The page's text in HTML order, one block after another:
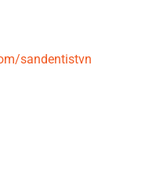
sandentistvn